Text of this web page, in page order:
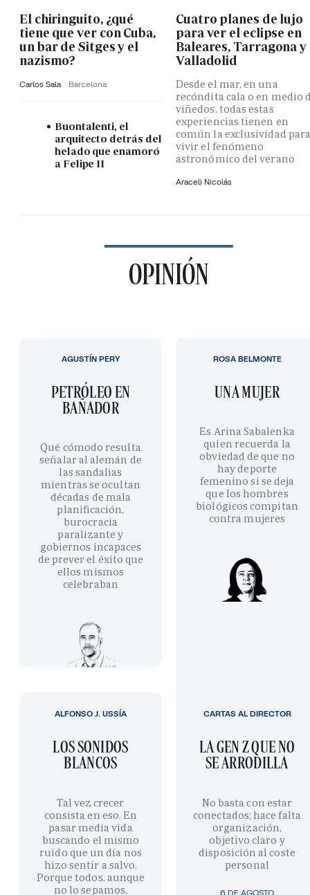
El chiringuito, ¿qué
tiene que ver con Cuba,
un bar de Sitges y el
nazismo?
Carlos Sala Barcelona
Buontalenti, el
arquitecto detrás del
helado que enamoró
a Felipe II
Cuatro planes de lujo
para ver el eclipse en
Baleares, Tarragona y
Valladolid
Desde el mar, en una
recóndita cala o en medio
viñedos, todas estas
experiencias tienen en
común la exclusividad
vivir el fenómeno
astronómico del verano
Araceli Nicolás
OPINIÓN
PETRÓLEO EN
BAÑADOR
Qué cómodo resulta
señalar al alemán de
las sandalias
mientras se ocultan
décadas de mala
planificación,
burocracia
paralizante y
gobiernos incapaces
de prever el éxito que
ellos mismos
celebraban
AGUSTÍN PERY
UNA MUJER
Es Arina Sabalenka
quien recuerda la
obviedad de que no
hay deporte
femenino si se deja
que los hombres
biológicos compitan
contra mujeres
ROSA BELMONTE
LOS SONIDOS
BLANCOS
Tal vez crecer
consista en eso. En
pasar media vida
buscando el mismo
ruido que un día nos
hizo sentir a salvo.
Porque todos, aunque
no lo sepamos,
ALFONSO J. USSÍA
6 DE AGOSTO
LA GEN Z QUE NO
SE ARRODILLA
No basta con estar
conectados; hace falta
organización,
objetivo claro y
disposición al coste
personal
CARTAS AL DIRECTOR